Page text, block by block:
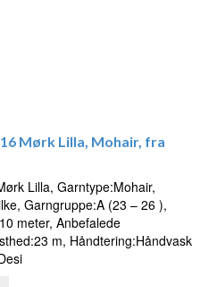
Mørk Lilla, Mohair, fra
Lilla, Garntype:Mohair,
Garngruppe:A (23 – 26 ),
meter, Anbefalede
m, Håndtering:Håndvask